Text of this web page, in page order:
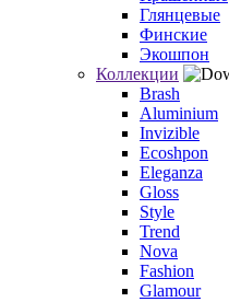
Глянцевые
Финские
Экошпон
Коллекции
Brash
Aluminium
Invizible
Ecoshpon
Eleganza
Gloss
Style
Trend
Nova
Fashion
Glamour